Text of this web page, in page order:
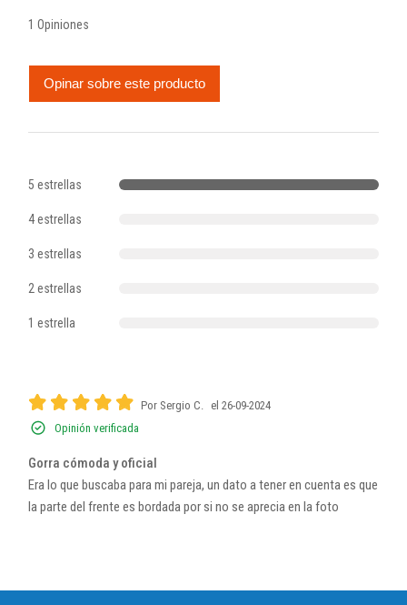
1 Opiniones
Opinar sobre este producto
5 estrellas
4 estrellas
3 estrellas
2 estrellas
1 estrella
Por Sergio C. el 26-09-2024
Opinión verificada
Gorra cómoda y oficial
Era lo que buscaba para mi pareja, un dato a tener en cuenta es que
la parte del frente es bordada por si no se aprecia en la foto